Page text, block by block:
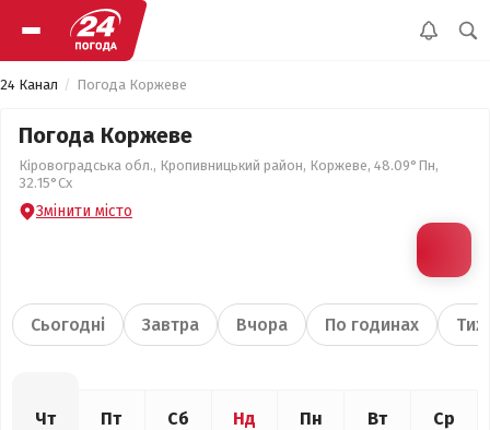
24 Канал Погода Коржеве
Погода Коржеве
Кіровоградська обл., Кропивницький район, Коржеве, 48.09°Пн,
32.15°Сх
Змінити місто
Сьогодні Завтра Вчора По годинах
Чт Пт Сб Нд Пн Вт Ср